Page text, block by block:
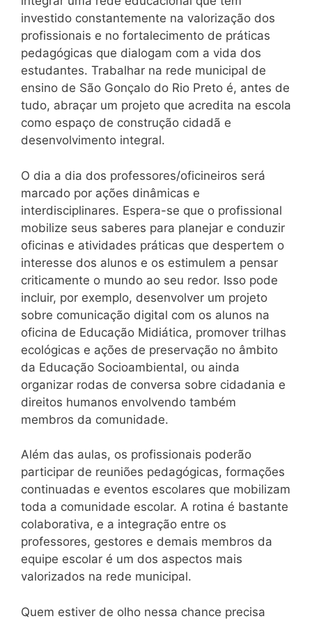
investido constantemente na valorização dos
profissionais e no fortalecimento de práticas
pedagógicas que dialogam com a vida dos
estudantes. Trabalhar na rede municipal de
ensino de São Gonçalo do Rio Preto é, antes de
tudo, abraçar um projeto que acredita na escola
como espaço de construção cidadã e
desenvolvimento integral.
O dia a dia dos professores/oficineiros será
marcado por ações dinâmicas e
interdisciplinares. Espera-se que o profissional
mobilize seus saberes para planejar e conduzir
oficinas e atividades práticas que despertem o
interesse dos alunos e os estimulem a pensar
criticamente o mundo ao seu redor. Isso pode
incluir, por exemplo, desenvolver um projeto
sobre comunicação digital com os alunos na
oficina de Educação Midiática, promover trilhas
ecológicas e ações de preservação no âmbito
da Educação Socioambiental, ou ainda
organizar rodas de conversa sobre cidadania e
direitos humanos envolvendo também
membros da comunidade.
Além das aulas, os profissionais poderão
participar de reuniões pedagógicas, formações
continuadas e eventos escolares que mobilizam
toda a comunidade escolar. A rotina é bastante
colaborativa, e a integração entre os
professores, gestores e demais membros da
equipe escolar é um dos aspectos mais
valorizados na rede municipal.
Quem estiver de olho nessa chance precisa